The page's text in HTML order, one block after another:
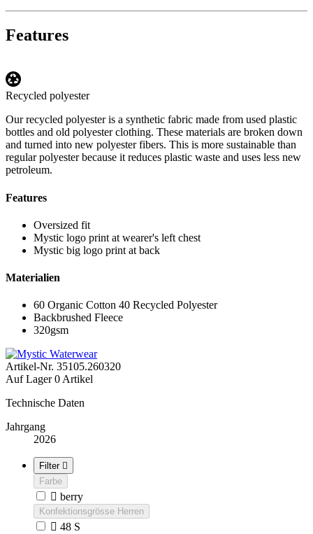
Features
Recycled polyester
Our recycled polyester is a synthetic fabric made from used plastic
bottles and old polyester clothing. These materials are broken down
and turned into new polyester fibers. This is more sustainable than
regular polyester because it reduces plastic waste and uses less new
petroleum.
Features
Oversized fit
Mystic logo print at wearer's left chest
Mystic big logo print at back
Materialien
60 Organic Cotton 40 Recycled Polyester
Backbrushed Fleece
320gsm
Artikel-Nr. 35105.260320
Auf Lager 0 Artikel
Technische Daten
Jahrgang
2026
Filter 
Farbe
 berry
Konfektionsgrösse Herren
 48 S